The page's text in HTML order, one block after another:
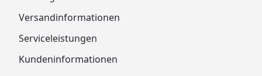
Versandinformationen
Serviceleistungen
Kundeninformationen